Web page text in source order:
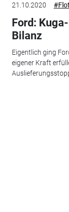
21.10.2020
Ford:
Bilanz
Eigentlich ging
eigener Kraft